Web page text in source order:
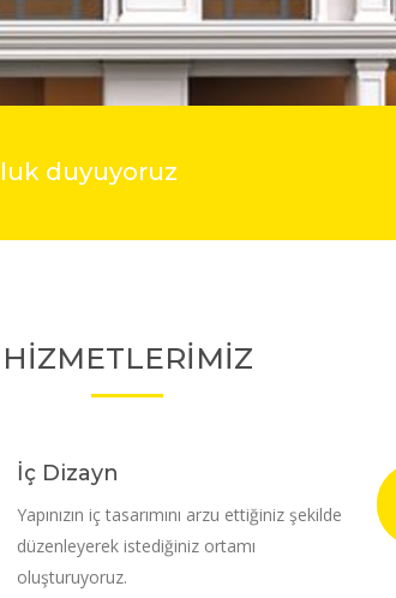
duyuyoruz
HİZMETLERİMİZ
İç Dizayn
Yapınızın iç tasarımını arzu ettiğiniz şekilde
düzenleyerek istediğiniz ortamı
oluşturuyoruz.